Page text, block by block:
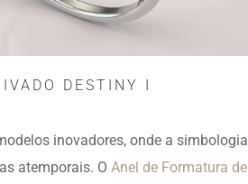
DESTINY I
inovadores, onde a simbologia
atemporais. O Anel de Formatura de